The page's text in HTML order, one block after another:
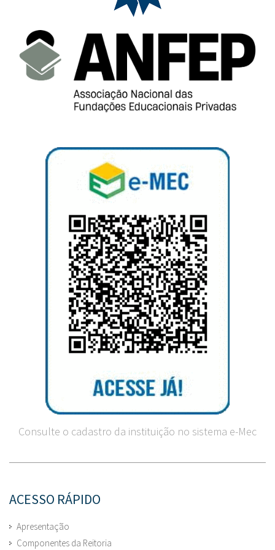
Consulte o cadastro da instituição no sistema e-Mec
ACESSO RÁPIDO
Apresentação
Componentes da Reitoria